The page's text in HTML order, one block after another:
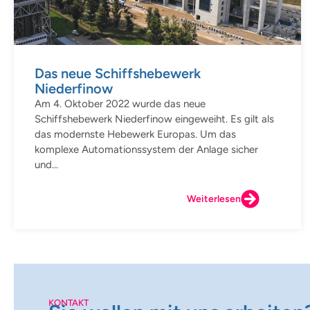
Das neue Schiffshebewerk
Niederfinow
Am 4. Oktober 2022 wurde das neue
Schiffshebewerk Niederfinow eingeweiht. Es gilt als
das modernste Hebewerk Europas. Um das
komplexe Automationssystem der Anlage sicher
und...
Weiterlesen
KONTAKT